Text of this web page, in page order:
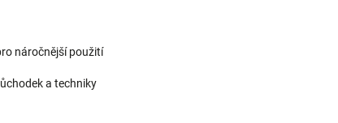
náročnější použití
a techniky